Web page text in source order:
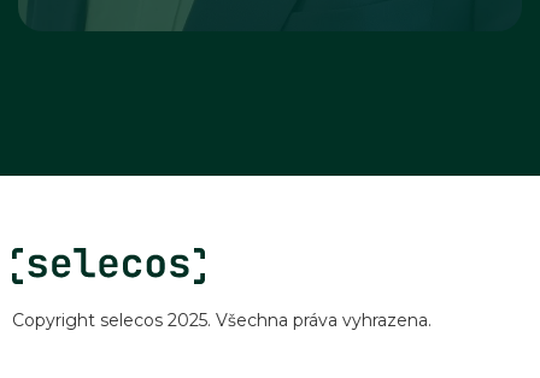
Copyright selecos 2025. Všechna práva vyhrazena.